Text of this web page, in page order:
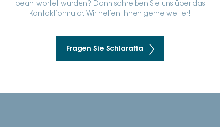
beantwortet wurden? Dann schreiben Sie uns über das
Kontaktformular. Wir helfen Ihnen gerne weiter!
Fragen Sie Schlaraffia